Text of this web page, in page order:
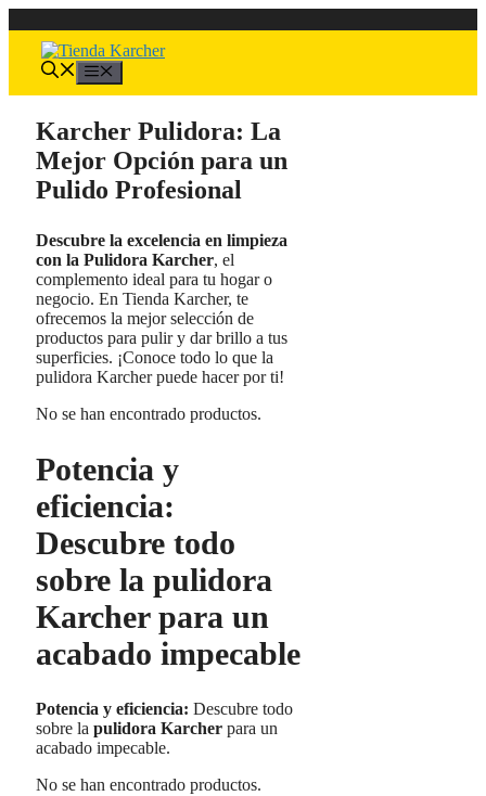
al
contenido
Karcher Pulidora: La
Mejor Opción para un
Pulido Profesional
Descubre la excelencia en limpieza
con la Pulidora Karcher, el
complemento ideal para tu hogar o
negocio. En Tienda Karcher, te
ofrecemos la mejor selección de
productos para pulir y dar brillo a tus
superficies. ¡Conoce todo lo que la
pulidora Karcher puede hacer por ti!
No se han encontrado productos.
Potencia y
eficiencia:
Descubre todo
sobre la pulidora
Karcher para un
acabado impecable
Potencia y eficiencia: Descubre todo
sobre la pulidora Karcher para un
acabado impecable.
No se han encontrado productos.